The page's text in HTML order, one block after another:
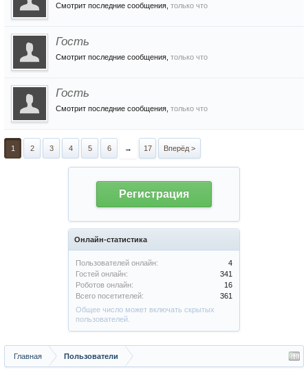
Смотрит последние сообщения, только что
Гость
Смотрит последние сообщения, только что
Гость
Смотрит последние сообщения, только что
1 2 3 4 5 6 → 17 Вперёд >
Регистрация
Онлайн-статистика
Пользователей онлайн:
4
Гостей онлайн:
341
Роботов онлайн:
16
Всего посетителей:
361
Общее число может включать скрытых
пользователей.
Главная Пользователи